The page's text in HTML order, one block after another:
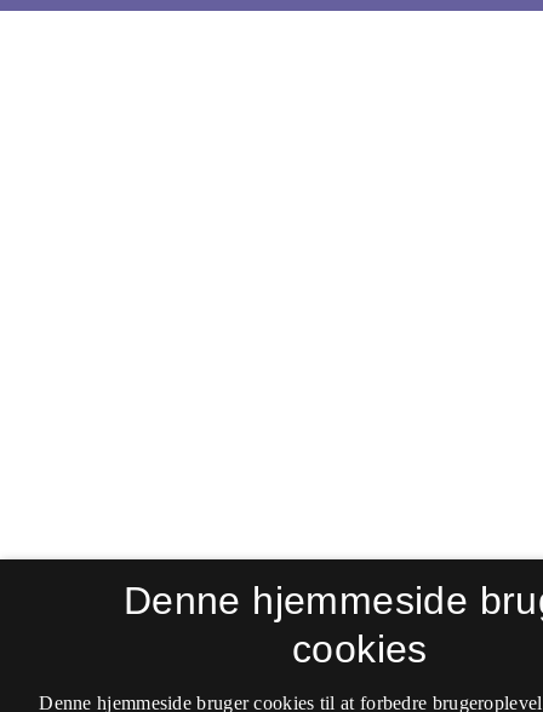
Denne hjemmeside
cookies
Denne hjemmeside bruger cookies til at forbedre